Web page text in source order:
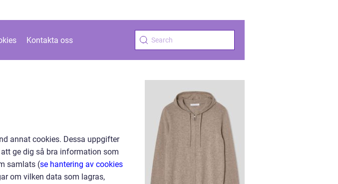
Kontakta oss
annat cookies. Dessa uppgifter
ge dig så bra information som
samlats (se hantering av cookies
om vilken data som lagras,